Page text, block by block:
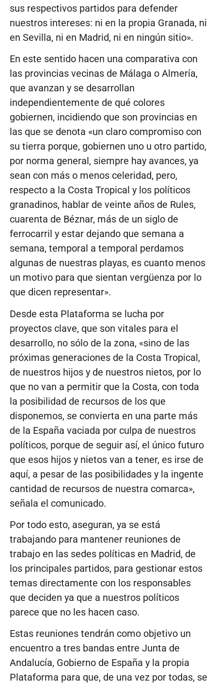
sus respectivos partidos para defender
nuestros intereses: ni en la propia Granada, ni
en Sevilla, ni en Madrid, ni en ningún sitio».
En este sentido hacen una comparativa con
las provincias vecinas de Málaga o Almería,
que avanzan y se desarrollan
independientemente de qué colores
gobiernen, incidiendo que son provincias en
las que se denota «un claro compromiso con
su tierra porque, gobiernen uno u otro partido,
por norma general, siempre hay avances, ya
sean con más o menos celeridad, pero,
respecto a la Costa Tropical y los políticos
granadinos, hablar de veinte años de Rules,
cuarenta de Béznar, más de un siglo de
ferrocarril y estar dejando que semana a
semana, temporal a temporal perdamos
algunas de nuestras playas, es cuanto menos
un motivo para que sientan vergüenza por lo
que dicen representar».
Desde esta Plataforma se lucha por
proyectos clave, que son vitales para el
desarrollo, no sólo de la zona, «sino de las
próximas generaciones de la Costa Tropical,
de nuestros hijos y de nuestros nietos, por lo
que no van a permitir que la Costa, con toda
la posibilidad de recursos de los que
disponemos, se convierta en una parte más
de la España vaciada por culpa de nuestros
políticos, porque de seguir así, el único futuro
que esos hijos y nietos van a tener, es irse de
aquí, a pesar de las posibilidades y la ingente
cantidad de recursos de nuestra comarca»,
señala el comunicado.
Por todo esto, aseguran, ya se está
trabajando para mantener reuniones de
trabajo en las sedes políticas en Madrid, de
los principales partidos, para gestionar estos
temas directamente con los responsables
que deciden ya que a nuestros políticos
parece que no les hacen caso.
Estas reuniones tendrán como objetivo un
encuentro a tres bandas entre Junta de
Andalucía, Gobierno de España y la propia
Plataforma para que, de una vez por todas, se